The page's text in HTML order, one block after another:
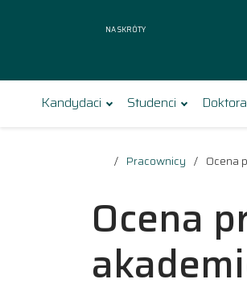
Na skróty
Kandydaci Studenci
Pracownicy Ocena
Ocena